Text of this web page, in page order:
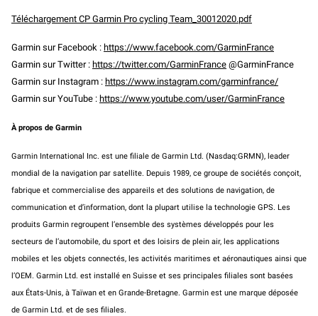
Téléchargement CP Garmin Pro cycling Team_30012020.pdf
Garmin sur Facebook : https://www.facebook.com/GarminFrance
Garmin sur Twitter : https://twitter.com/GarminFrance @GarminFrance
Garmin sur Instagram : https://www.instagram.com/garminfrance/
Garmin sur YouTube : https://www.youtube.com/user/GarminFrance
À propos de Garmin
Garmin International Inc. est une filiale de Garmin Ltd. (Nasdaq:GRMN), leader
mondial de la navigation par satellite. Depuis 1989, ce groupe de sociétés conçoit,
fabrique et commercialise des appareils et des solutions de navigation, de
communication et d’information, dont la plupart utilise la technologie GPS. Les
produits Garmin regroupent l’ensemble des systèmes développés pour les
secteurs de l’automobile, du sport et des loisirs de plein air, les applications
mobiles et les objets connectés, les activités maritimes et aéronautiques ainsi que
l’OEM. Garmin Ltd. est installé en Suisse et ses principales filiales sont basées
aux États-Unis, à Taïwan et en Grande-Bretagne. Garmin est une marque déposée
de Garmin Ltd. et de ses filiales.